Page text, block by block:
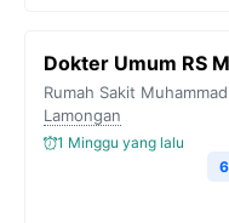
Dokter Umum RS
Rumah Sakit
Lamongan
1 Minggu yang lalu